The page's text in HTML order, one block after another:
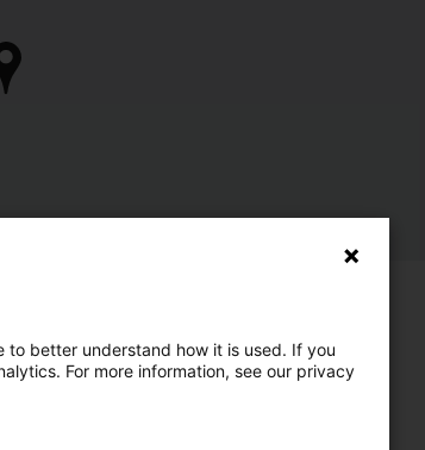
to better understand how it is used. If you
For more information, see our privacy